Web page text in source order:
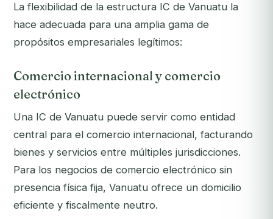
La flexibilidad de la estructura IC de Vanuatu la
hace adecuada para una amplia gama de
propósitos empresariales legítimos:
Comercio internacional y comercio
electrónico
Una IC de Vanuatu puede servir como entidad
central para el comercio internacional, facturando
bienes y servicios entre múltiples jurisdicciones.
Para los negocios de comercio electrónico sin
presencia física fija, Vanuatu ofrece un domicilio
eficiente y fiscalmente neutro.